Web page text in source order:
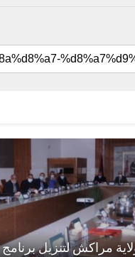
مراكش لتنزيل